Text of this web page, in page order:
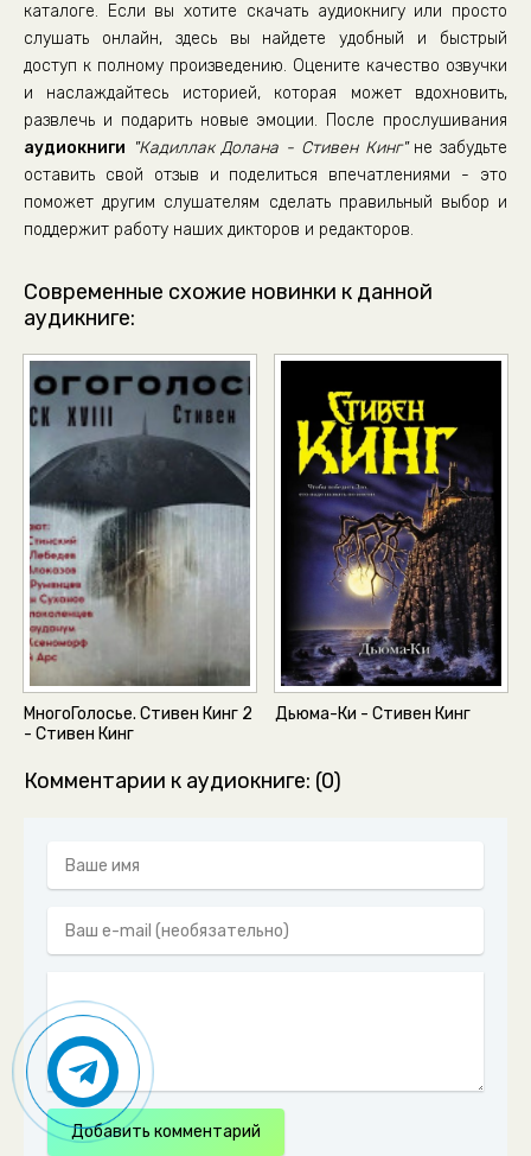
каталоге. Если вы хотите скачать аудиокнигу или просто
слушать онлайн, здесь вы найдете удобный и быстрый
доступ к полному произведению. Оцените качество озвучки
и наслаждайтесь историей, которая может вдохновить,
развлечь и подарить новые эмоции. После прослушивания
аудиокниги "Кадиллак Долана - Стивен Кинг"не забудьте
оставить свой отзыв и поделиться впечатлениями - это
поможет другим слушателям сделать правильный выбор и
поддержит работу наших дикторов и редакторов.
Современные схожие новинки к данной
аудикниге:
МногоГолосье. Стивен Кинг 2
- Стивен Кинг
Дьюма-Ки - Стивен Кинг
Комментарии к аудиокниге: (0)
Добавить комментарий